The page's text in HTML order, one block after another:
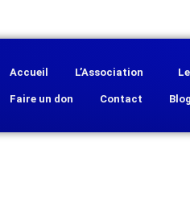
Accueil L’Association
Faire un don Contact Blog